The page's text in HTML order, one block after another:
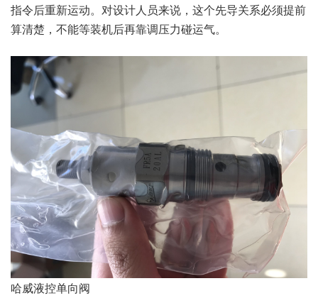
指令后重新运动。对设计人员来说，这个先导关系必须提前
算清楚，不能等装机后再靠调压力碰运气。
哈威液控单向阀